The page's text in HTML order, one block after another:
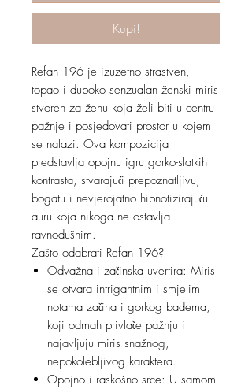
Kupi!
Refan 196 je izuzetno strastven,
topao i duboko senzualan ženski miris
stvoren za ženu koja želi biti u centru
pažnje i posjedovati prostor u kojem
se nalazi. Ova kompozicija
predstavlja opojnu igru gorko-slatkih
kontrasta, stvarajući prepoznatljivu,
bogatu i nevjerojatno hipnotizirajuću
auru koja nikoga ne ostavlja
ravnodušnim.
Zašto odabrati Refan 196?
Odvažna i začinska uvertira: Miris
se otvara intrigantnim i smjelim
notama začina i gorkog badema,
koji odmah privlače pažnju i
najavljuju miris snažnog,
nepokolebljivog karaktera.
Opojno i raskošno srce: U samom